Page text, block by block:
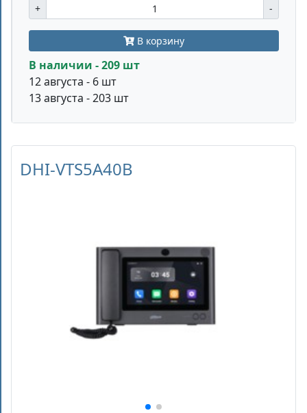
+ -
В корзину
В наличии - 209 шт
12 августа - 6 шт
13 августа - 203 шт
DHI-VTS5A40B